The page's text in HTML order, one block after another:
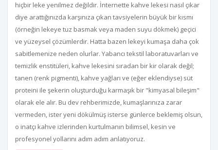
hiçbir leke yenilmez değildir. İnternette kahve lekesi nasıl çıkar
diye arattığınızda karşınıza çıkan tavsiyelerin büyük bir kısmı
(örneğin lekeye tuz basmak veya maden suyu dökmek) geçici
ve yüzeysel çözümlerdir. Hatta bazen lekeyi kumaşa daha çok
sabitlemenize neden olurlar. Yabancı tekstil laboratuvarları ve
temizlik enstitüleri, kahve lekesini sıradan bir kir olarak değil;
tanen (renk pigmenti), kahve yağları ve (eğer eklendiyse) süt
proteini ile şekerin oluşturduğu karmaşık bir "kimyasal bileşim"
olarak ele alır. Bu dev rehberimizde, kumaşlarınıza zarar
vermeden, ister yeni dökülmüş isterse günlerce beklemiş olsun,
o inatçı kahve izlerinden kurtulmanın bilimsel, kesin ve
profesyonel yollarını adım adım anlatıyoruz.